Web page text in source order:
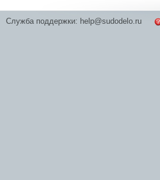
Служба поддержки: help@sudodelo.ru